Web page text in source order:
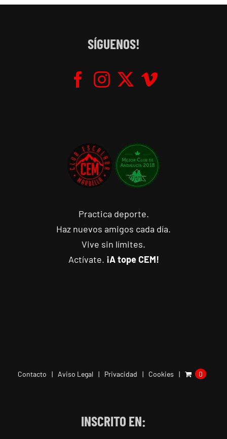
SÍGUENOS!
Practica deporte.
Haz nuevos amigos cada día.
Vive sin límites.
Actívate. ¡A tope CEM!
Contacto Aviso Legal Privacidad Cookies 0
INSCRITO EN: